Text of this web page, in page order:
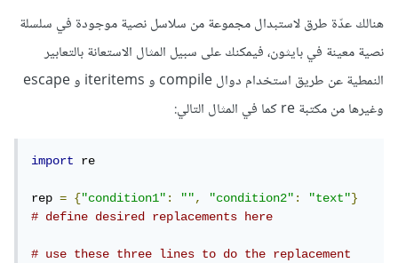
هنالك عدّة طرق لاستبدال مجموعة من سلاسل نصية موجودة في سلسلة
نصية معينة في بايثون، فيمكنك على سبيل المثال الاستعانة بالتعابير
النمطية عن طريق استخدام دوال compile و iteritems و escape
وغيرها من مكتبة re كما في المثال التالي:
import re
rep = {"condition1": "", "condition2": "text"}
# define desired replacements here
# use these three lines to do the replacement